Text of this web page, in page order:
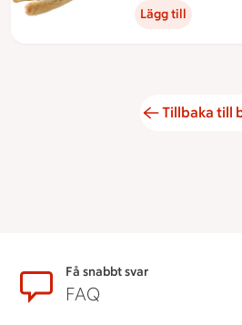
Lägg till
Tillbaka till
SidfotFå snabbt svar
FAQ